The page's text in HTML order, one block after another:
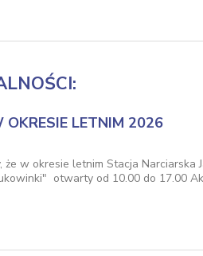
LETNIM 2026
że w okresie letnim Stacja
otwarty od 10.00 do 17.00